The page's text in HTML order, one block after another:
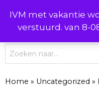
IVM met vakantie
verstuurd. van 8-
naar
inhoud
0
Producten
zoeken
Home » Uncategorized »